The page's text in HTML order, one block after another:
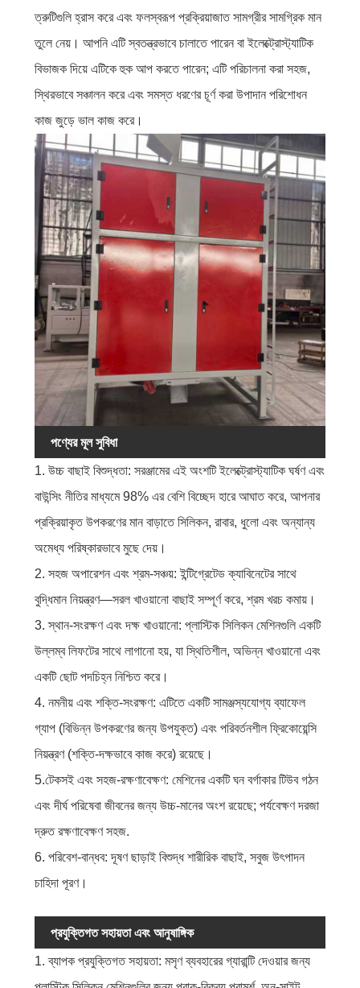
ত্রুটিগুলি হ্রাস করে এবং ফলস্বরূপ প্রক্রিয়াজাত সামগ্রীর সামগ্রিক মান
তুলে নেয়। আপনি এটি স্বতন্ত্রভাবে চালাতে পারেন বা ইলেক্ট্রোস্ট্যাটিক
বিভাজক দিয়ে এটিকে হুক আপ করতে পারেন; এটি পরিচালনা করা সহজ,
স্থিরভাবে সঞ্চালন করে এবং সমস্ত ধরণের চূর্ণ করা উপাদান পরিশোধন
কাজ জুড়ে ভাল কাজ করে।
পণ্যের মূল সুবিধা
1. উচ্চ বাছাই বিশুদ্ধতা: সরঞ্জামের এই অংশটি ইলেক্ট্রোস্ট্যাটিক ঘর্ষণ এবং
বাউন্সিং নীতির মাধ্যমে 98% এর বেশি বিচ্ছেদ হারে আঘাত করে, আপনার
প্রক্রিয়াকৃত উপকরণের মান বাড়াতে সিলিকন, রাবার, ধুলো এবং অন্যান্য
অমেধ্য পরিষ্কারভাবে মুছে দেয়।
2. সহজ অপারেশন এবং শ্রম-সঞ্চয়: ইন্টিগ্রেটেড ক্যাবিনেটের সাথে
বুদ্ধিমান নিয়ন্ত্রণ—সরল খাওয়ানো বাছাই সম্পূর্ণ করে, শ্রম খরচ কমায়।
3. স্থান-সংরক্ষণ এবং দক্ষ খাওয়ানো: প্লাস্টিক সিলিকন মেশিনগুলি একটি
উল্লম্ব লিফটের সাথে লাগানো হয়, যা স্থিতিশীল, অভিন্ন খাওয়ানো এবং
একটি ছোট পদচিহ্ন নিশ্চিত করে।
4. নমনীয় এবং শক্তি-সংরক্ষণ: এটিতে একটি সামঞ্জস্যযোগ্য ব্যাফেল
গ্যাপ (বিভিন্ন উপকরণের জন্য উপযুক্ত) এবং পরিবর্তনশীল ফ্রিকোয়েন্সি
নিয়ন্ত্রণ (শক্তি-দক্ষভাবে কাজ করে) রয়েছে।
5.টেকসই এবং সহজ-রক্ষণাবেক্ষণ: মেশিনের একটি ঘন বর্গাকার টিউব গঠন
এবং দীর্ঘ পরিষেবা জীবনের জন্য উচ্চ-মানের অংশ রয়েছে; পর্যবেক্ষণ দরজা
দ্রুত রক্ষণাবেক্ষণ সহজ.
6. পরিবেশ-বান্ধব: দূষণ ছাড়াই বিশুদ্ধ শারীরিক বাছাই, সবুজ উৎপাদন
চাহিদা পূরণ।
প্রযুক্তিগত সহায়তা এবং আনুষাঙ্গিক
1. ব্যাপক প্রযুক্তিগত সহায়তা: মসৃণ ব্যবহারের গ্যারান্টি দেওয়ার জন্য